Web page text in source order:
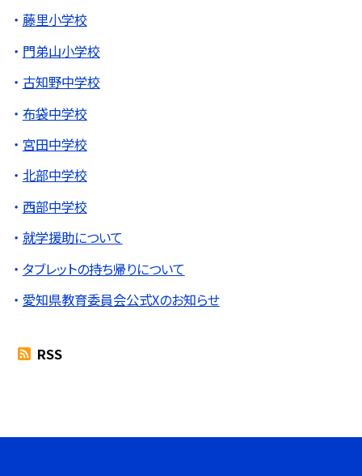
藤里小学校
門弟山小学校
古知野中学校
布袋中学校
宮田中学校
北部中学校
西部中学校
就学援助について
タブレットの持ち帰りについて
愛知県教育委員会公式Xのお知らせ
RSS